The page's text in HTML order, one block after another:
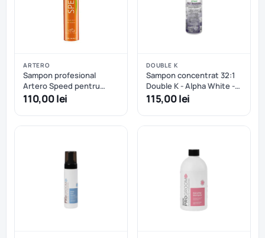
ARTERO
Sampon profesional
Artero Speed pentru
spalare uscata
110,00 lei
DOUBLE K
Sampon concentrat 32:1
Double K - Alpha White -
473.2 ml
115,00 lei